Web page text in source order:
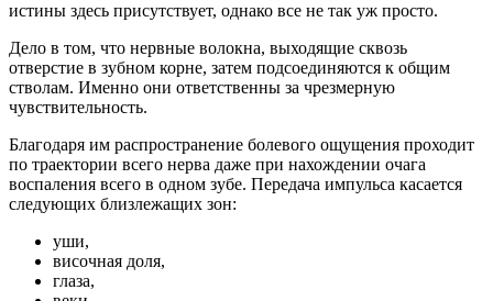
истины здесь присутствует, однако все не так уж просто.
Дело в том, что нервные волокна, выходящие сквозь
отверстие в зубном корне, затем подсоединяются к общим
стволам. Именно они ответственны за чрезмерную
чувствительность.
Благодаря им распространение болевого ощущения проходит
по траектории всего нерва даже при нахождении очага
воспаления всего в одном зубе. Передача импульса касается
следующих близлежащих зон:
уши,
височная доля,
глаза,